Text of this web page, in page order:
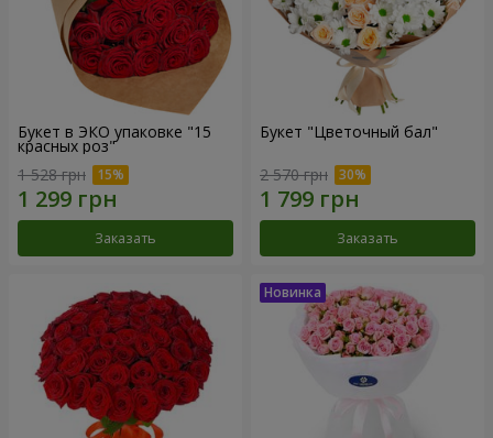
Букет в ЭКО упаковке "15
красных роз"
1 528 грн
Заказать
Букет "Цветочный бал"
2 570 грн
Заказать